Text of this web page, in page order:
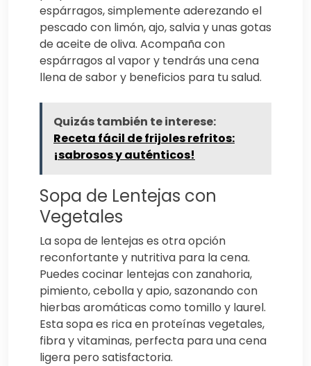
espárragos, simplemente aderezando el
pescado con limón, ajo, salvia y unas gotas
de aceite de oliva. Acompaña con
espárragos al vapor y tendrás una cena
llena de sabor y beneficios para tu salud.
Quizás también te interese:
Receta fácil de frijoles refritos:
¡sabrosos y auténticos!
Sopa de Lentejas con
Vegetales
La sopa de lentejas es otra opción
reconfortante y nutritiva para la cena.
Puedes cocinar lentejas con zanahoria,
pimiento, cebolla y apio, sazonando con
hierbas aromáticas como tomillo y laurel.
Esta sopa es rica en proteínas vegetales,
fibra y vitaminas, perfecta para una cena
ligera pero satisfactoria.